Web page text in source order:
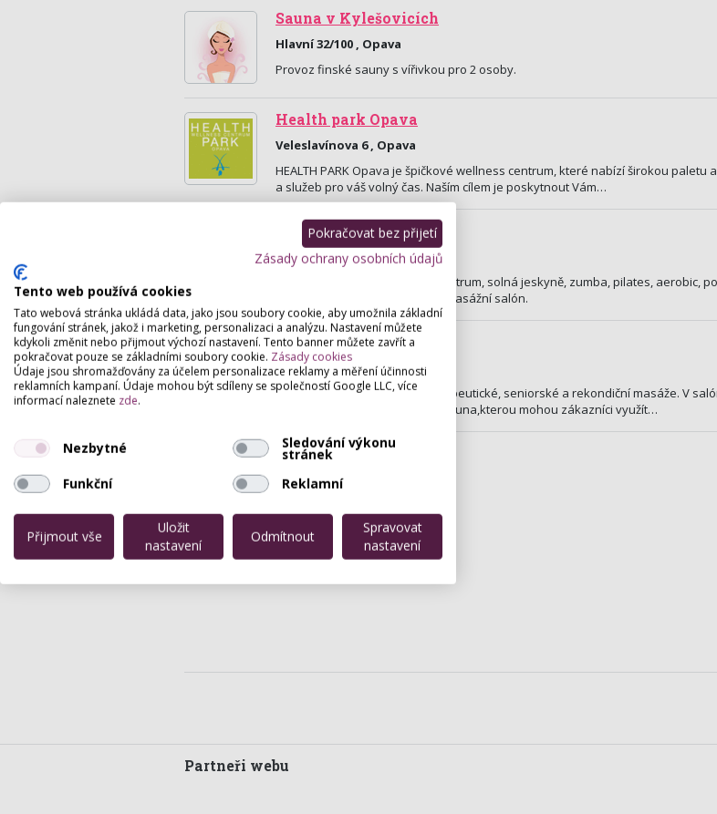
Sauna v Kylešovicích
Hlavní 32/100 , Opava
Provoz finské sauny s vířivkou pro 2 osoby.
Health park Opava
Veleslavínova 6 , Opava
HEALTH PARK Opava je špičkové wellness centrum, které nabízí širokou paletu
a služeb pro váš volný čas. Naším cílem je poskytnout Vám…
Relaxko
Na Slezsku 455, Fulnek
Wellness penzion - saunové centrum, solná jeskyně, zumba, pilates, aerobic,
joga, cvičení, fitness, solárium, masážní salón.
Masážní Salón Alice
Slavkovská 141 , Otice
Nabízím těhotenské, aromaterapeutické, seniorské a rekondiční masáže. V
umístěna finská sauna a infrasauna,kterou mohou zákazníci využít…
Partneři webu
Pokračovat bez přijetí
Zásady ochrany osobních údajů
Tento web používá cookies
Tato webová stránka ukládá data, jako jsou soubory cookie, aby umožnila základní
fungování stránek, jakož i marketing, personalizaci a analýzu. Nastavení můžete
kdykoli změnit nebo přijmout výchozí nastavení. Tento banner můžete zavřít a
pokračovat pouze se základními soubory cookie. Zásady cookies
Údaje jsou shromažďovány za účelem personalizace reklamy a měření účinnosti
reklamních kampaní. Údaje mohou být sdíleny se společností Google LLC, více
informací naleznete zde.
Nezbytné Sledování výkonu
stránek
Funkční
Reklamní
Přijmout vše
Uložit
nastavení
Odmítnout
Spravovat
nastavení